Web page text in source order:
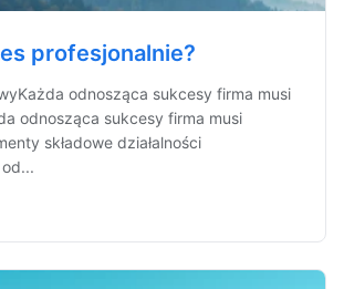
profesjonalnie?
odnosząca sukcesy firma musi
odnosząca sukcesy firma musi
składowe działalności